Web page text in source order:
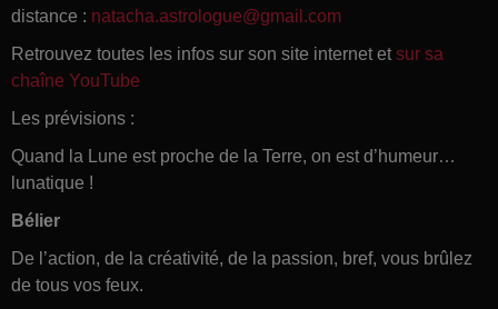
distance : natacha.astrologue@gmail.com
Retrouvez toutes les infos sur son site internet et sur sa
chaîne YouTube
Les prévisions :
Quand la Lune est proche de la Terre, on est d’humeur…
lunatique !
Bélier
De l’action, de la créativité, de la passion, bref, vous brûlez
de tous vos feux.